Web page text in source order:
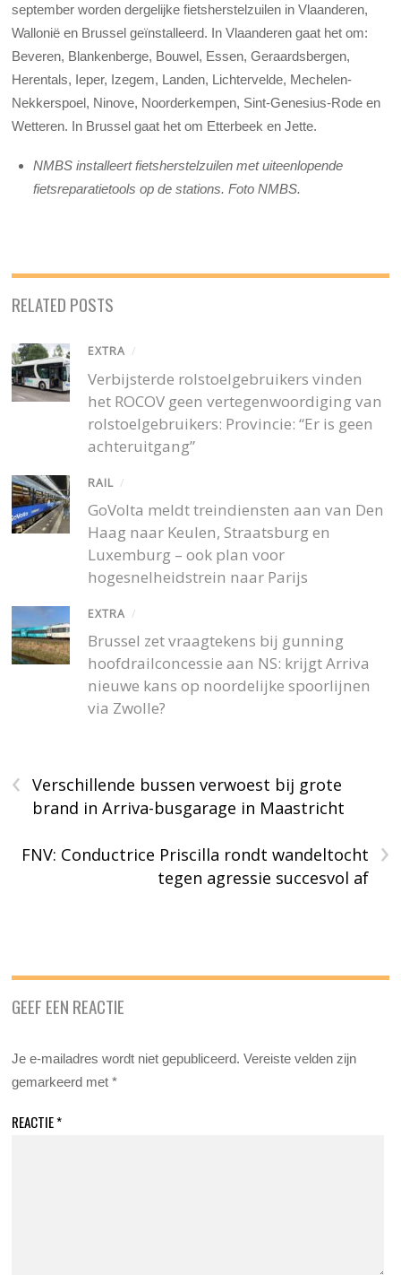
september worden dergelijke fietsherstelzuilen in Vlaanderen,
Wallonië en Brussel geïnstalleerd. In Vlaanderen gaat het om:
Beveren, Blankenberge, Bouwel, Essen, Geraardsbergen,
Herentals, Ieper, Izegem, Landen, Lichtervelde, Mechelen-
Nekkerspoel, Ninove, Noorderkempen, Sint-Genesius-Rode en
Wetteren. In Brussel gaat het om Etterbeek en Jette.
NMBS installeert fietsherstelzuilen met uiteenlopende
fietsreparatietools op de stations. Foto NMBS.
RELATED POSTS
EXTRA /
Verbijsterde rolstoelgebruikers vinden
het ROCOV geen vertegenwoordiging van
rolstoelgebruikers: Provincie: “Er is geen
achteruitgang”
RAIL /
GoVolta meldt treindiensten aan van Den
Haag naar Keulen, Straatsburg en
Luxemburg – ook plan voor
hogesnelheidstrein naar Parijs
EXTRA /
Brussel zet vraagtekens bij gunning
hoofdrailconcessie aan NS: krijgt Arriva
nieuwe kans op noordelijke spoorlijnen
via Zwolle?
‹
Verschillende bussen verwoest bij grote
brand in Arriva-busgarage in Maastricht
›
FNV: Conductrice Priscilla rondt wandeltocht
tegen agressie succesvol af
GEEF EEN REACTIE
Je e-mailadres wordt niet gepubliceerd. Vereiste velden zijn
gemarkeerd met*
REACTIE*